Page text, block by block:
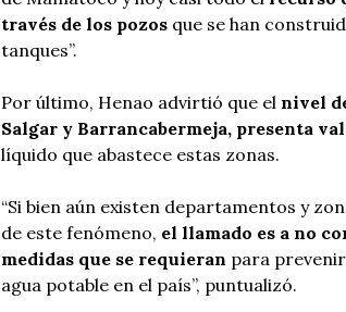
través de los pozos que se han
tanques”.
Por último, Henao advirtió que el nivel
Salgar y Barrancabermeja, presenta
líquido que abastece estas zonas.
“Si bien aún existen departamentos y
de este fenómeno, el llamado es a no
medidas que se requieran para
agua potable en el país”, puntualizó.